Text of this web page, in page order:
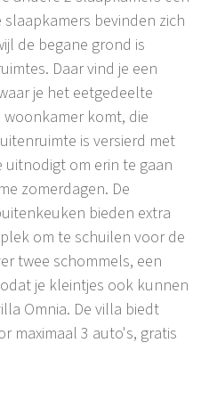
bevinden zich
de begane grond is
Daar vind je een
je het eetgedeelte
komt, die
is versierd met
uitnodigt om erin te gaan
zomerdagen. De
bieden extra
om te schuilen voor de
twee schommels, een
je kleintjes ook kunnen
Omnia. De villa biedt
maximaal 3 auto's, gratis
Loborika, op slechts